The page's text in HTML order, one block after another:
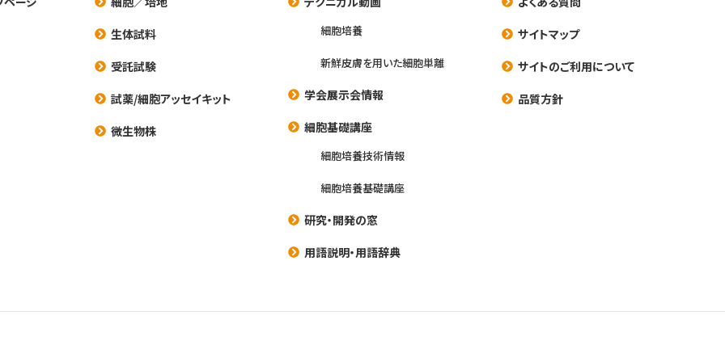
生体試料
受託試験
試薬/細胞アッセイキット
微生物株
細胞培養
新鮮皮膚を用いた細胞単離
学会展示会情報
細胞基礎講座
細胞培養技術情報
細胞培養基礎講座
研究・開発の窓
用語説明・用語辞典
サイトマップ
サイトのご利用について
品質方針